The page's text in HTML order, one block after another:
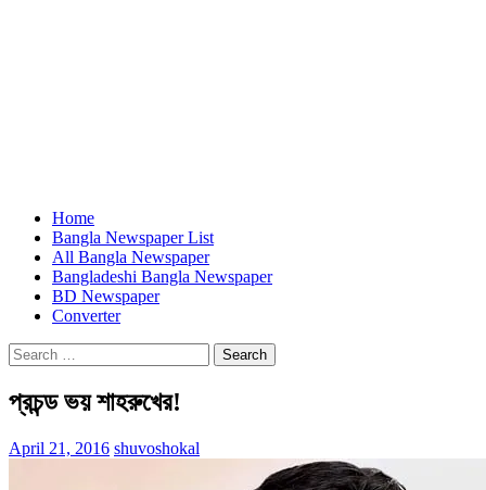
Home
Bangla Newspaper List
All Bangla Newspaper
Bangladeshi Bangla Newspaper
BD Newspaper
Converter
Search
for:
প্রচন্ড ভয় শাহরুখের!
April 21, 2016 shuvoshokal